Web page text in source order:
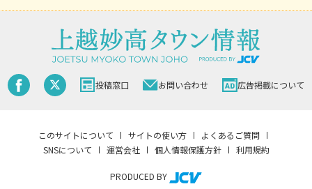
投稿窓口 お問い合わせ 広告掲載について
このサイトについて サイトの使い方
よくあるご質問
SNSについて
運営会社 個人情報保護方針 利用規約
PRODUCED BY